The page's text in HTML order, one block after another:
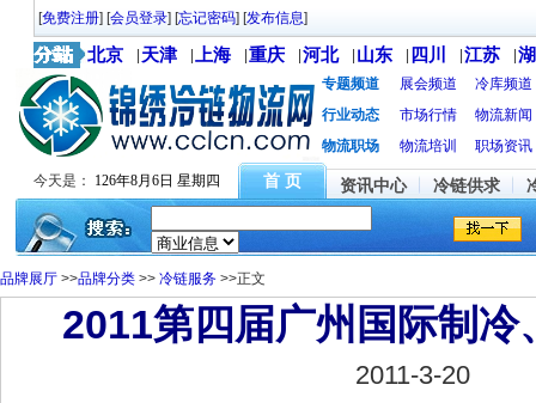
[免费注册] [会员登录] [忘记密码] [发布信息]
分站 北京 天津 上海 重庆 河北 山东 四川 江苏
专题频道 展会频道
冷库频道
行业动态
市场行情
物流新闻
物流职场
物流培训 职场资讯
今天是： 126年8月6日 星期四 首 页 资讯中心 冷链供求
品牌展厅 >>品牌分类 >> 冷链服务 >>正文
2011第四届广州国际制冷
2011-3-20